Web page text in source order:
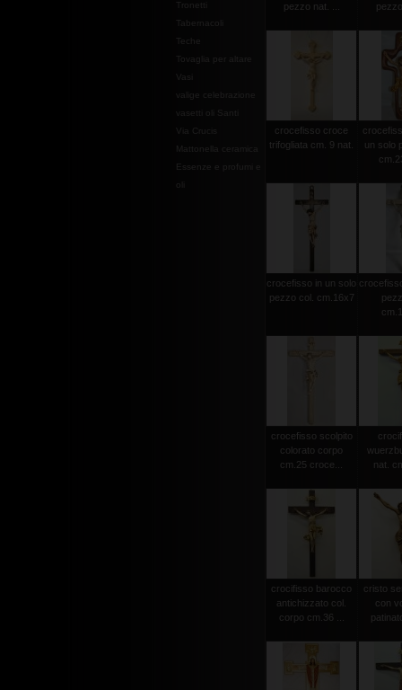
Tabernacoli
valige celebrazione
Mattonella ceramica
Essenze e profumi e
pezzo nat. ...
crocefisso croce
trifogliata cm. 9 nat.
un solo
crocefisso in un solo
pezzo col. cm.16x7
crocefisso scolpito
colorato corpo
cm.25 croce...
nat.
crocifisso barocco
antichizzato col.
corpo cm.36 ...
cristo
con